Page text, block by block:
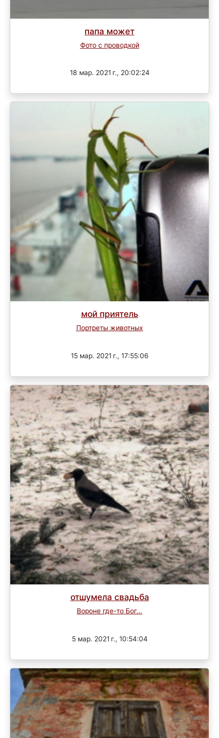
папа может
Фото с проводкой
18 мар. 2021 г., 20:02:24
мой приятель
Портреты животных
15 мар. 2021 г., 17:55:06
отшумела свадьба
Вороне где-то Бог...
5 мар. 2021 г., 10:54:04